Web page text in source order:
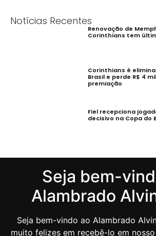
Notícias Recentes
Renovação de
Corinthians tem
Corinthians é
Brasil e perde R$ 4
premiação
Fiel recepciona
decisivo na Copa do
Seja bem-
Alambrado
Seja bem-vindo ao Alambrado
muito felizes em recebê-lo em